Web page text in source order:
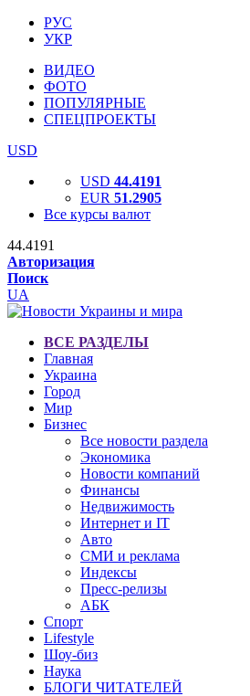
РУС
УКР
ВИДЕО
ФОТО
ПОПУЛЯРНЫЕ
СПЕЦПРОЕКТЫ
USD
USD 44.4191
EUR 51.2905
Все курсы валют
44.4191
Авторизация
Поиск
UA
ВСЕ РАЗДЕЛЫ
Главная
Украина
Город
Мир
Бизнес
Все новости раздела
Экономика
Новости компаний
Финансы
Недвижимость
Интернет и IT
Авто
СМИ и реклама
Индексы
Пресс-релизы
АБК
Спорт
Lifestyle
Шоу-биз
Наука
БЛОГИ ЧИТАТЕЛЕЙ